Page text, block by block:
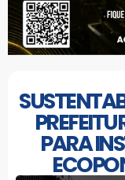
PARA